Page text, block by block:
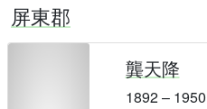
屏東郡
龔天降
1892 – 1950